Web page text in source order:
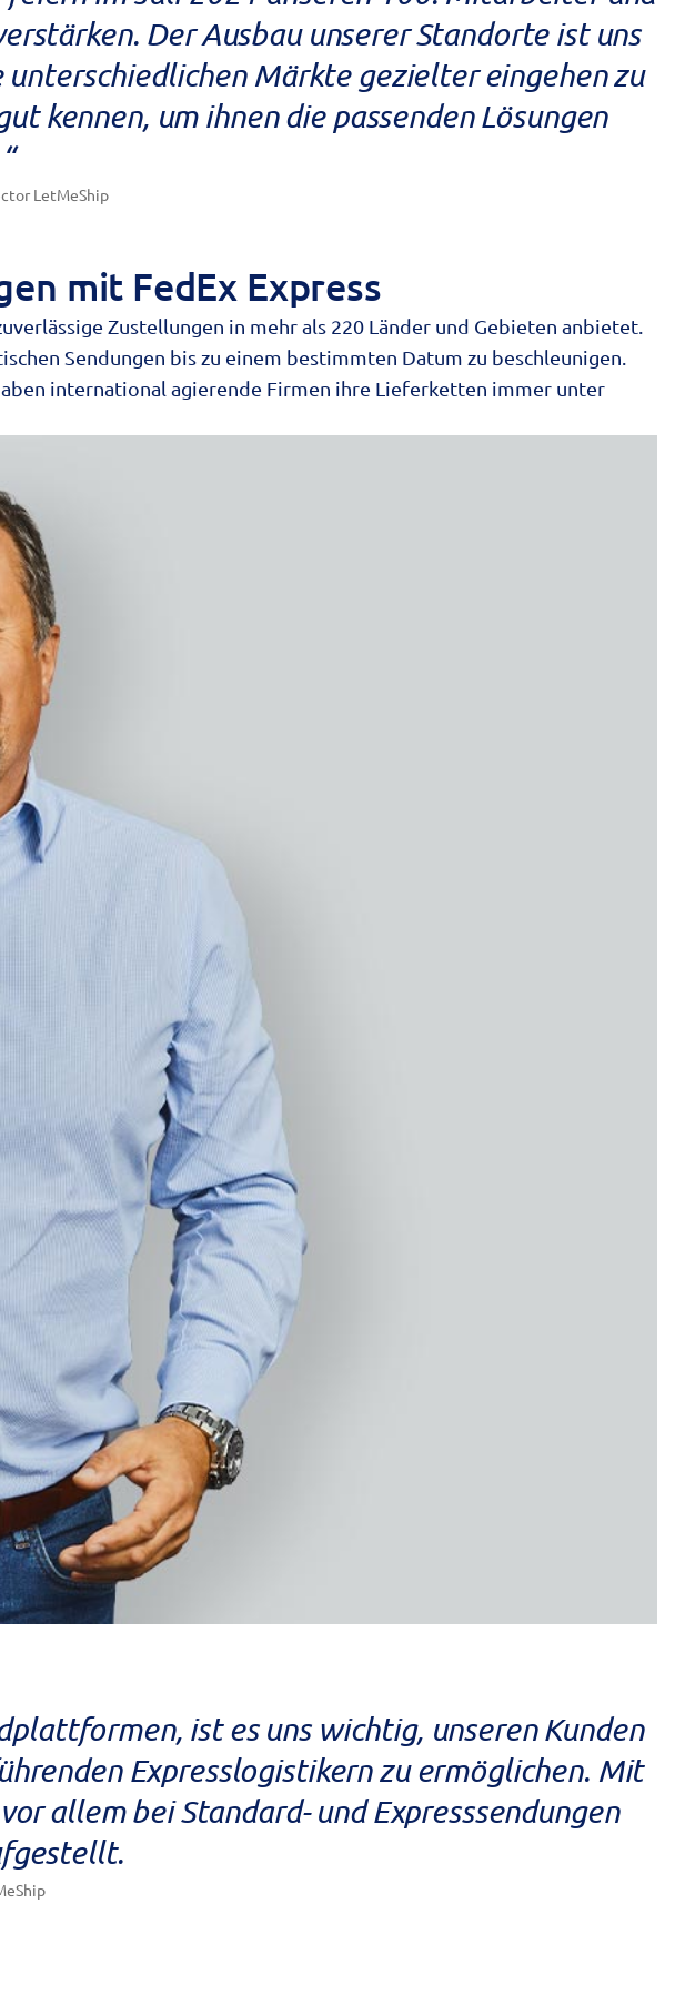
Der Ausbau unserer Standorte ist uns
Märkte gezielter eingehen zu
kennen, um ihnen die passenden Lösungen
LetMeShip
mit FedEx Express
Zustellungen in mehr als 220 Länder und Gebieten anbietet.
Sendungen bis zu einem bestimmten Datum zu beschleunigen.
international agierende Firmen ihre Lieferketten immer unter
ist es uns wichtig, unseren Kunden
Expresslogistikern zu ermöglichen. Mit
allem bei Standard- und Expresssendungen